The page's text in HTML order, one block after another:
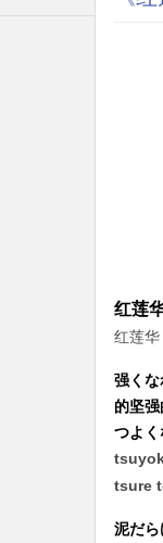
红莲
红莲
强く
的坚
つよ
tsure
泥だ